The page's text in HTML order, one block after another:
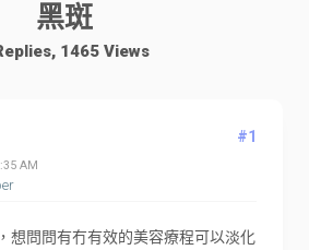
黑斑
1465 Views
AM
#1
想問問有冇有效的美容療程可以淡化